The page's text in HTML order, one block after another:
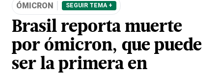
ÓMICRON SEGUIR TEMA +
Brasil reporta muerte
por ómicron, que puede
ser la primera en